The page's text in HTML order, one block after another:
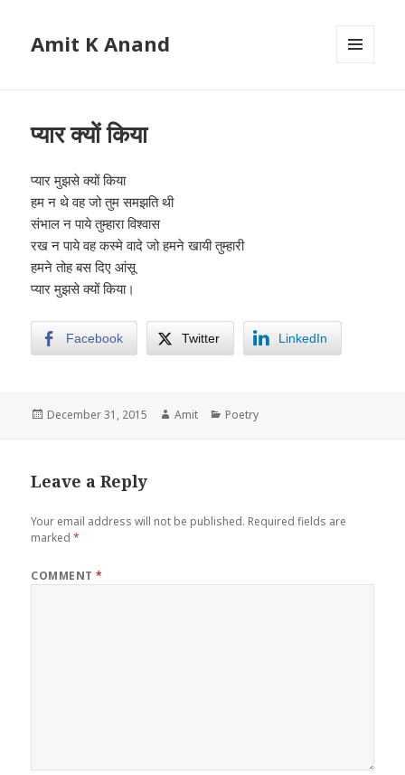
Amit K Anand
प्यार क्यों किया
प्यार मुझसे क्यों किया
हम न थे वह जो तुम समझति थी
संभाल न पाये तुम्हारा विश्वास
रख न पाये वह कस्मे वादे जो हमने खायी तुम्हारी
हमने तोह बस दिए आंसू
प्यार मुझसे क्यों किया।
Facebook Twitter LinkedIn
Posted
December 31, 2015 Author
Amit Categories
Poetry
Leave a Reply
Your email address will not be published. Required fields are
marked*
COMMENT*